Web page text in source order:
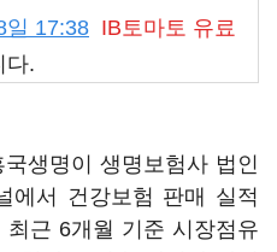
일 17:38 IB토마토 유료
다.
생명이 생명보험사 법인
에서 건강보험 판매 실적
근 6개월 기준 시장점유